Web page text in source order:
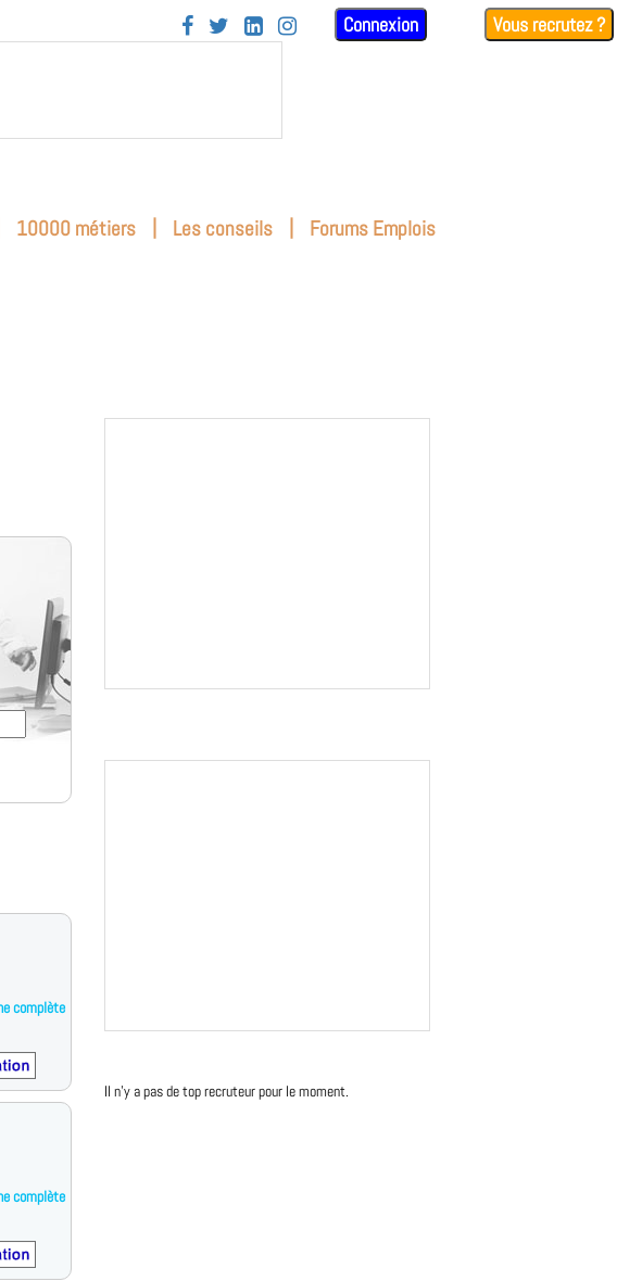
    Connexion Vous recrutez ?
10000 métiers | Les conseils | Forums Emplois
complète
complète
Il n'y a pas de top recruteur pour le moment.